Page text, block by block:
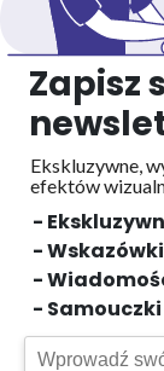
Zapisz
Ekskluzywne,
efektów
-
-
-
-